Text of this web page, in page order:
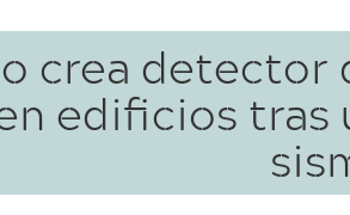
crea detector
edificios tras